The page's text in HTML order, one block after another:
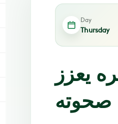
Day
Thursday
يعزز
صحوته